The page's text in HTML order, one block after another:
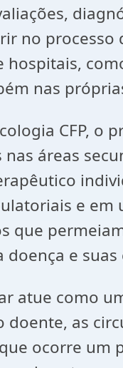
no
nas
CFP,
áreas
e
que
e suas
atue como
as
ocorre